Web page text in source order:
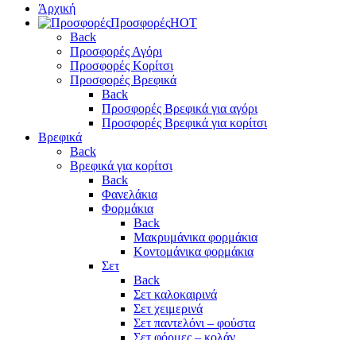
Άρχική
ΠροσφορέςHOT
Back
Προσφορές Αγόρι
Προσφορές Κορίτσι
Προσφορές Βρεφικά
Back
Προσφορές Βρεφικά για αγόρι
Προσφορές Βρεφικά για κορίτσι
Βρεφικά
Back
Βρεφικά για κορίτσι
Back
Φανελάκια
Φορμάκια
Back
Μακρυμάνικα φορμάκια
Κοντομάνικα φορμάκια
Σετ
Back
Σετ καλοκαιρινά
Σετ χειμερινά
Σετ παντελόνι – φούστα
Σετ φόρμες – κολάν